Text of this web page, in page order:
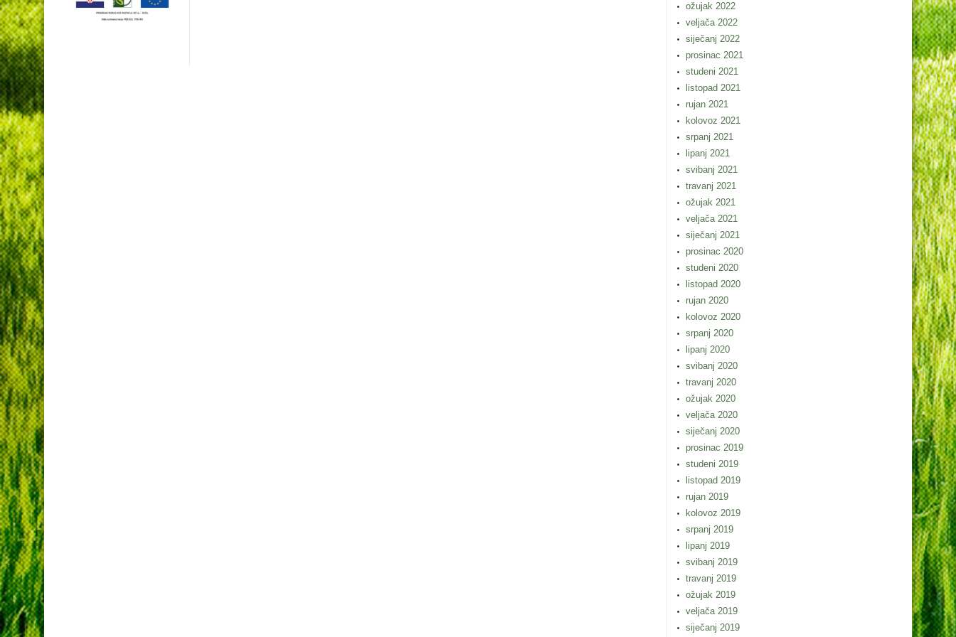
ožujak 2022
veljača 2022
siječanj 2022
prosinac 2021
studeni 2021
listopad 2021
rujan 2021
kolovoz 2021
srpanj 2021
lipanj 2021
svibanj 2021
travanj 2021
ožujak 2021
veljača 2021
siječanj 2021
prosinac 2020
studeni 2020
listopad 2020
rujan 2020
kolovoz 2020
srpanj 2020
lipanj 2020
svibanj 2020
travanj 2020
ožujak 2020
veljača 2020
siječanj 2020
prosinac 2019
studeni 2019
listopad 2019
rujan 2019
kolovoz 2019
srpanj 2019
lipanj 2019
svibanj 2019
travanj 2019
ožujak 2019
veljača 2019
siječanj 2019